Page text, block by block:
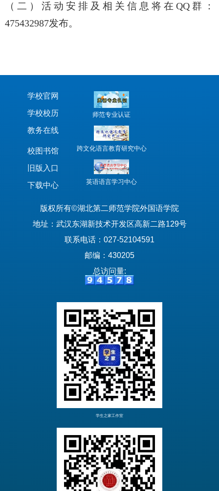
（二）活动安排及相关信息将在 QQ 群：
475432987发布。
学校官网
学校校历
教务在线
校图书馆
旧版入口
下载中心
师范专业认证
跨文化语言教育研究中心
英语语言学习中心
版权所有©湖北第二师范学院外国语学院
地址：武汉东湖新技术开发区高新二路129号
联系电话：027-52104591
邮编：430205
总访问量:
学生之家工作室